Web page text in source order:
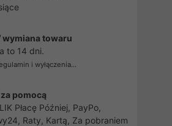
wymiana towaru
to 14 dni.
i wyłączenia...
za pomocą
Płacę Później, PayPo,
Raty, Kartą, Za pobraniem